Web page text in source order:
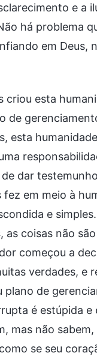
e a
há problema
em Deus,
criou esta
de
esta
dar
fez em meio à
e
as coisas não
começou a
verdades, e
plano de
é estúpida e
mas não
se seu